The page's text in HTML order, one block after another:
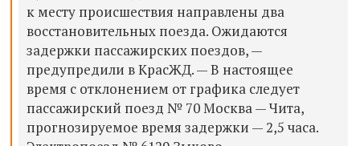
к месту происшествия направлены два
восстановительных поезда. Ожидаются
задержки пассажирских поездов, —
предупредили в КрасЖД. — В настоящее
время с отклонением от графика следует
пассажирский поезд № 70 Москва — Чита,
прогнозируемое время задержки — 2,5 часа.